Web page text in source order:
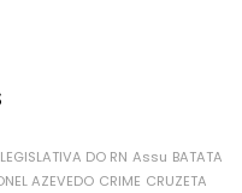
DO RN Assu BATATA
AZEVEDO CRIME CRUZETA